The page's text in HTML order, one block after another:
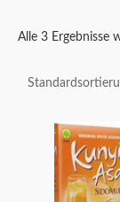
Alle 3 Ergebnisse